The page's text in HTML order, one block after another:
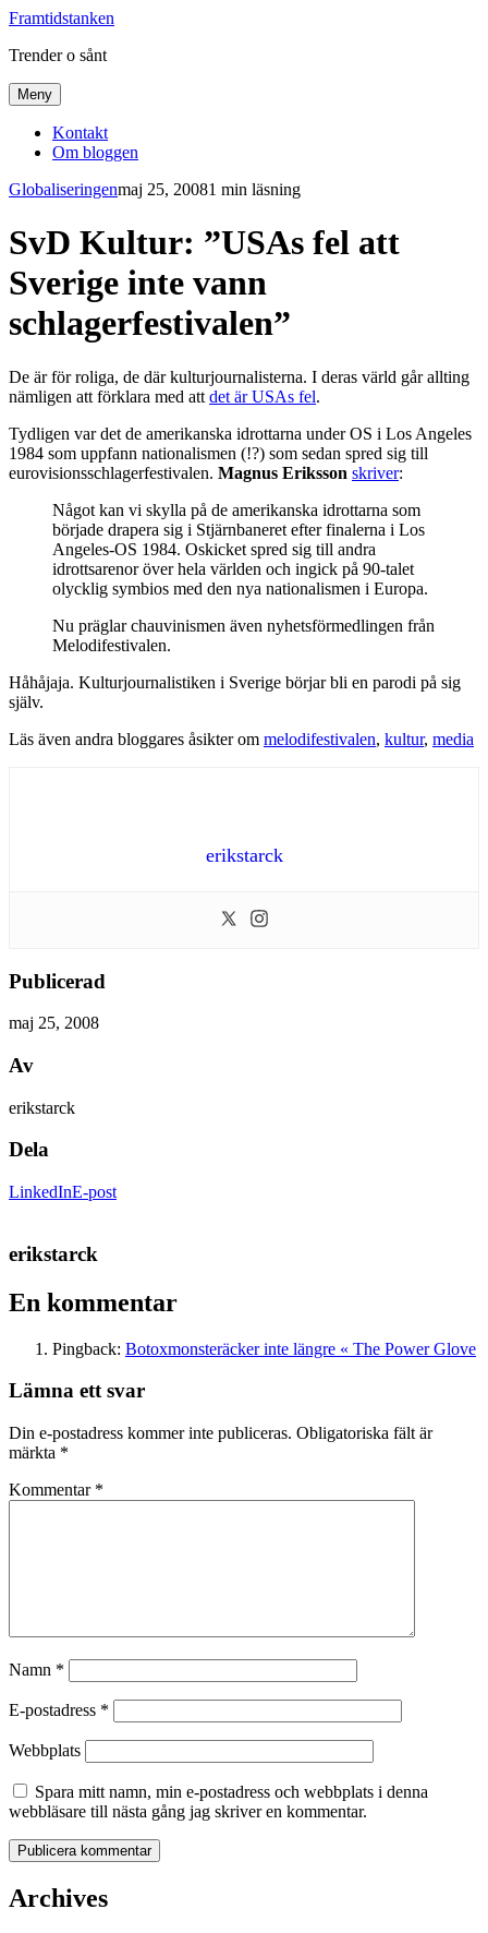
Framtidstanken
Trender o sånt
Meny
Kontakt
Om bloggen
Globaliseringenmaj 25, 20081 min läsning
SvD Kultur: ”USAs fel att
Sverige inte vann
schlagerfestivalen”
De är för roliga, de där kulturjournalisterna. I deras värld går allting
nämligen att förklara med att det är USAs fel.
Tydligen var det de amerikanska idrottarna under OS i Los Angeles
1984 som uppfann nationalismen (!?) som sedan spred sig till
eurovisionsschlagerfestivalen. Magnus Eriksson skriver:
Något kan vi skylla på de amerikanska idrottarna som
började drapera sig i Stjärnbaneret efter finalerna i Los
Angeles-OS 1984. Oskicket spred sig till andra
idrottsarenor över hela världen och ingick på 90-talet
olycklig symbios med den nya nationalismen i Europa.
Nu präglar chauvinismen även nyhetsförmedlingen från
Melodifestivalen.
Håhåjaja. Kulturjournalistiken i Sverige börjar bli en parodi på sig
själv.
Läs även andra bloggares åsikter om melodifestivalen, kultur, media
erikstarck
Publicerad
maj 25, 2008
Av
erikstarck
Dela
LinkedInE-post
erikstarck
En kommentar
Pingback: Botoxmonsteräcker inte längre « The Power Glove
Lämna ett svar
Din e-postadress kommer inte publiceras. Obligatoriska fält är
märkta *
Kommentar *
Namn *
E-postadress *
Webbplats
Spara mitt namn, min e-postadress och webbplats i denna
webbläsare till nästa gång jag skriver en kommentar.
Archives